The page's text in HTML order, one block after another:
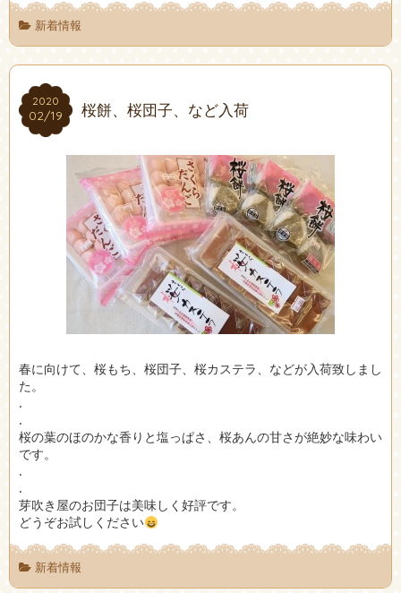
新着情報
2020
02/19
2020
02/19 桜餅、桜団子、など入荷
春に向けて、桜もち、桜団子、桜カステラ、などが入荷致しまし
た。
.
.
桜の葉のほのかな香りと塩っぱさ、桜あんの甘さが絶妙な味わい
です。
.
.
芽吹き屋のお団子は美味しく好評です。
どうぞお試しください
新着情報